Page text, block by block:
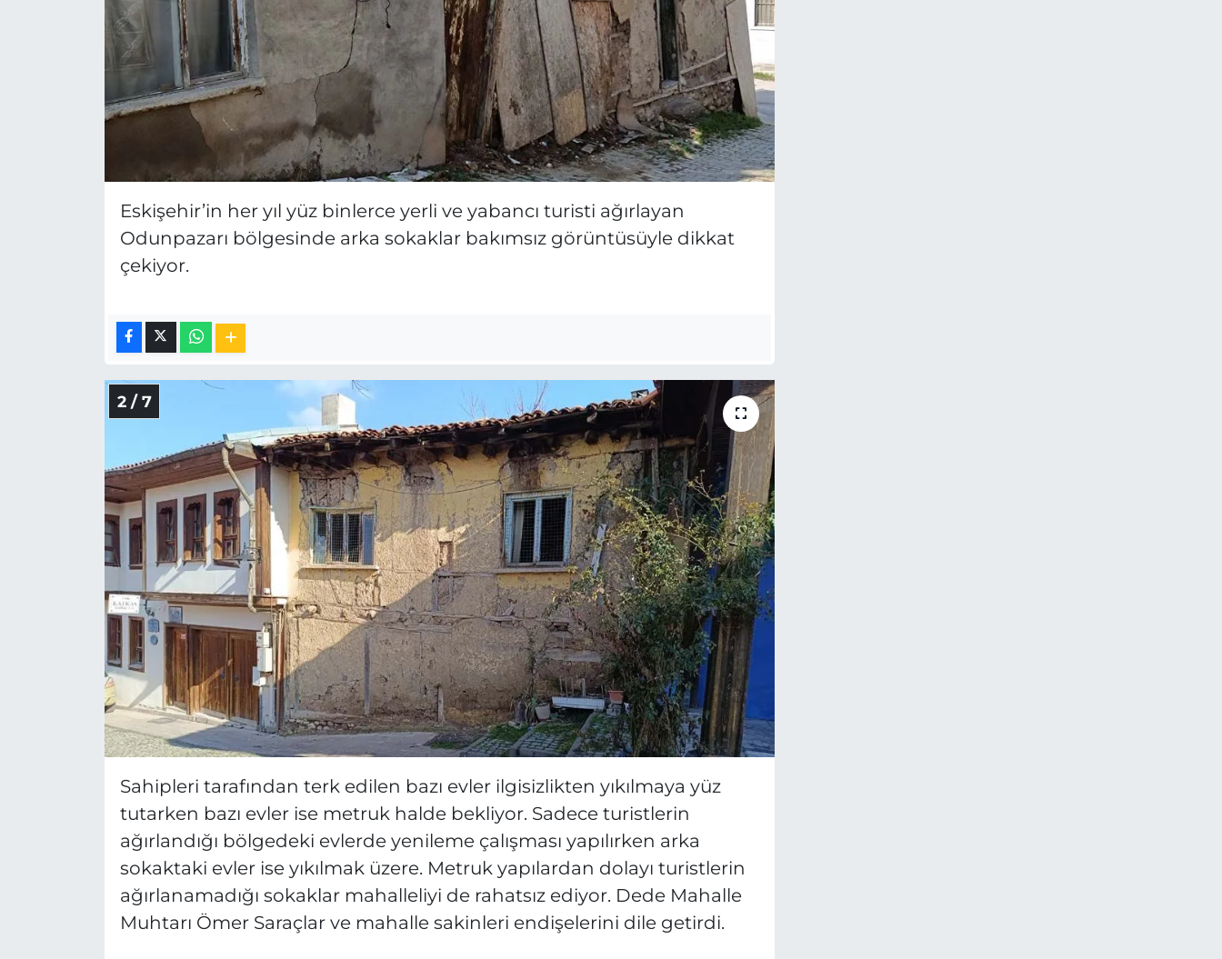
Eskişehir’in her yıl yüz binlerce yerli ve yabancı turisti ağırlayan
Odunpazarı bölgesinde arka sokaklar bakımsız görüntüsüyle dikkat
çekiyor.
2 / 7
Sahipleri tarafından terk edilen bazı evler ilgisizlikten yıkılmaya yüz
tutarken bazı evler ise metruk halde bekliyor. Sadece turistlerin
ağırlandığı bölgedeki evlerde yenileme çalışması yapılırken arka
sokaktaki evler ise yıkılmak üzere. Metruk yapılardan dolayı turistlerin
ağırlanamadığı sokaklar mahalleliyi de rahatsız ediyor. Dede Mahalle
Muhtarı Ömer Saraçlar ve mahalle sakinleri endişelerini dile getirdi.